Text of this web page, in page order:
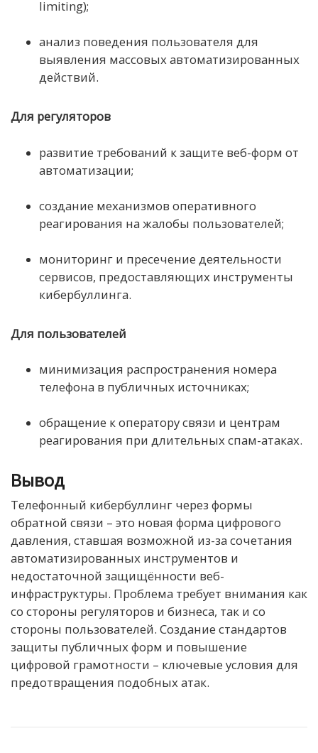
limiting);
анализ поведения пользователя для
выявления массовых автоматизированных
действий.
Для регуляторов
развитие требований к защите веб-форм от
автоматизации;
создание механизмов оперативного
реагирования на жалобы пользователей;
мониторинг и пресечение деятельности
сервисов, предоставляющих инструменты
кибербуллинга.
Для пользователей
минимизация распространения номера
телефона в публичных источниках;
обращение к оператору связи и центрам
реагирования при длительных спам-атаках.
Вывод
Телефонный кибербуллинг через формы
обратной связи – это новая форма цифрового
давления, ставшая возможной из-за сочетания
автоматизированных инструментов и
недостаточной защищённости веб-
инфраструктуры. Проблема требует внимания как
со стороны регуляторов и бизнеса, так и со
стороны пользователей. Создание стандартов
защиты публичных форм и повышение
цифровой грамотности – ключевые условия для
предотвращения подобных атак.